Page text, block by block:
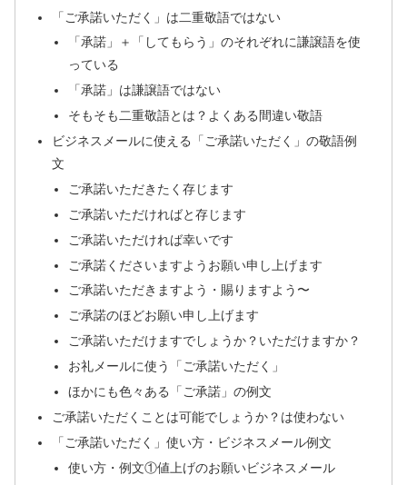
「ご承諾いただく」は二重敬語ではない
「承諾」＋「してもらう」のそれぞれに謙譲語を使
っている
「承諾」は謙譲語ではない
そもそも二重敬語とは？よくある間違い敬語
ビジネスメールに使える「ご承諾いただく」の敬語例
文
ご承諾いただきたく存じます
ご承諾いただければと存じます
ご承諾いただければ幸いです
ご承諾くださいますようお願い申し上げます
ご承諾いただきますよう・賜りますよう〜
ご承諾のほどお願い申し上げます
ご承諾いただけますでしょうか？いただけますか？
お礼メールに使う「ご承諾いただく」
ほかにも色々ある「ご承諾」の例文
ご承諾いただくことは可能でしょうか？は使わない
「ご承諾いただく」使い方・ビジネスメール例文
使い方・例文①値上げのお願いビジネスメール